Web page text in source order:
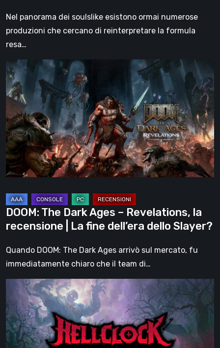
Nel panorama dei soulslike esistono ormai numerose
produzioni che cercano di reinterpretare la formula
resa…
DOOM:
The
Dark
Ages
–
Revelations,
la
recensione
|
fine
dell’era
dello
DOOM: The Dark Ages – Revelations, la
recensione | La fine dell’era dello Slayer?
Quando DOOM: The Dark Ages arrivò sul mercato, fu
immediatamente chiaro che il team di…
Clock:
Cursed
War
–